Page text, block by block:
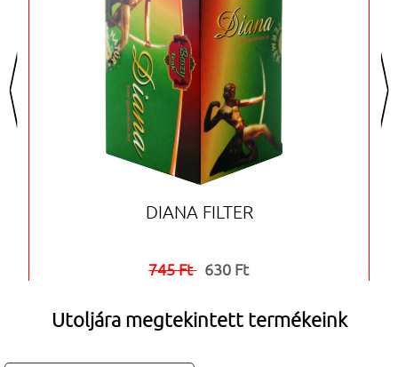
<
DIANA FILTER
745 Ft 630 Ft
>
Utoljára megtekintett termékeink